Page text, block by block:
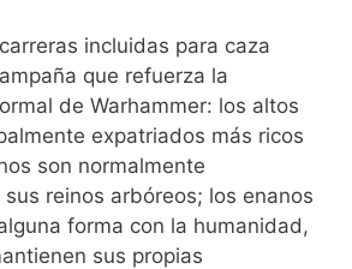
incluidas para caza
que refuerza la
de Warhammer: los altos
expatriados más ricos
son normalmente
reinos arbóreos; los enanos
forma con la humanidad,
sus propias